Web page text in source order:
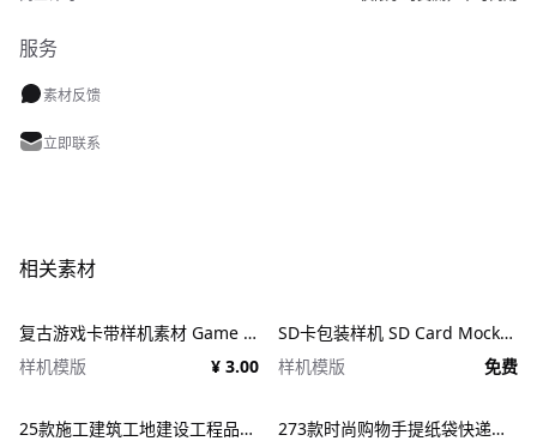
服务
素材反馈
立即联系
相关素材
复古游戏卡带样机素材 Game Cartridge Mockup Bundle Retro
样机模版
¥ 3.00
SD卡包装样机 SD Card Mockup
样机模版
免费
25款施工建筑工地建设工程品牌VI应用设计ps样机素材展示效果图 25x Construction Mockup Bundle Vol.02
273款时尚购物手提纸袋快递气泡塑料袋纸箱设计贴图PSD样机 Printhouse Mockups Bundle v.1